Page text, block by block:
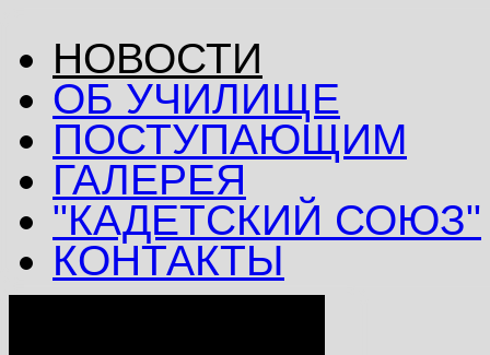
НОВОСТИ
ОБ УЧИЛИЩЕ
ПОСТУПАЮЩИМ
ГАЛЕРЕЯ
"КАДЕТСКИЙ СОЮЗ"
КОНТАКТЫ